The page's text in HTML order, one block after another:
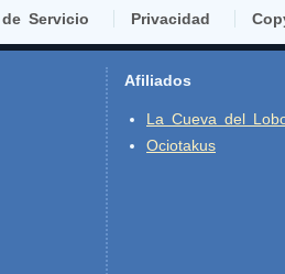
Servicio Privacidad
Afiliados
La Cueva del
Ociotakus